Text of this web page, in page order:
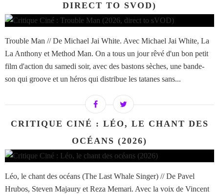
DIRECT TO SVOD)
Trouble Man // De Michael Jai White. Avec Michael Jai White, La
La Anthony et Method Man. On a tous un jour rêvé d'un bon petit
film d'action du samedi soir, avec des bastons sèches, une bande-
son qui groove et un héros qui distribue les tatanes sans...
CRITIQUE CINÉ : LÉO, LE CHANT DES
OCÉANS (2026)
Léo, le chant des océans (The Last Whale Singer) // De Pavel
Hrubos, Steven Majaury et Reza Memari. Avec la voix de Vincent